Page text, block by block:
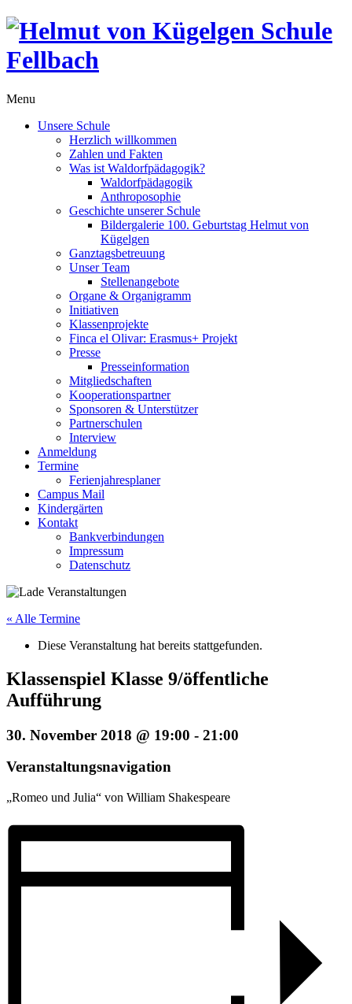
Menu
Unsere Schule
Herzlich willkommen
Zahlen und Fakten
Was ist Waldorfpädagogik?
Waldorfpädagogik
Anthroposophie
Geschichte unserer Schule
Bildergalerie 100. Geburtstag Helmut von
Kügelgen
Ganztagsbetreuung
Unser Team
Stellenangebote
Organe & Organigramm
Initiativen
Klassenprojekte
Finca el Olivar: Erasmus+ Projekt
Presse
Presseinformation
Mitgliedschaften
Kooperationspartner
Sponsoren & Unterstützer
Partnerschulen
Interview
Anmeldung
Termine
Ferienjahresplaner
Campus Mail
Kindergärten
Kontakt
Bankverbindungen
Impressum
Datenschutz
« Alle Termine
Diese Veranstaltung hat bereits stattgefunden.
Klassenspiel Klasse 9/öffentliche
Aufführung
30. November 2018 @ 19:00 - 21:00
Veranstaltungsnavigation
„Romeo und Julia“ von William Shakespeare